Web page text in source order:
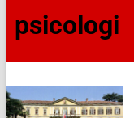
psicologi